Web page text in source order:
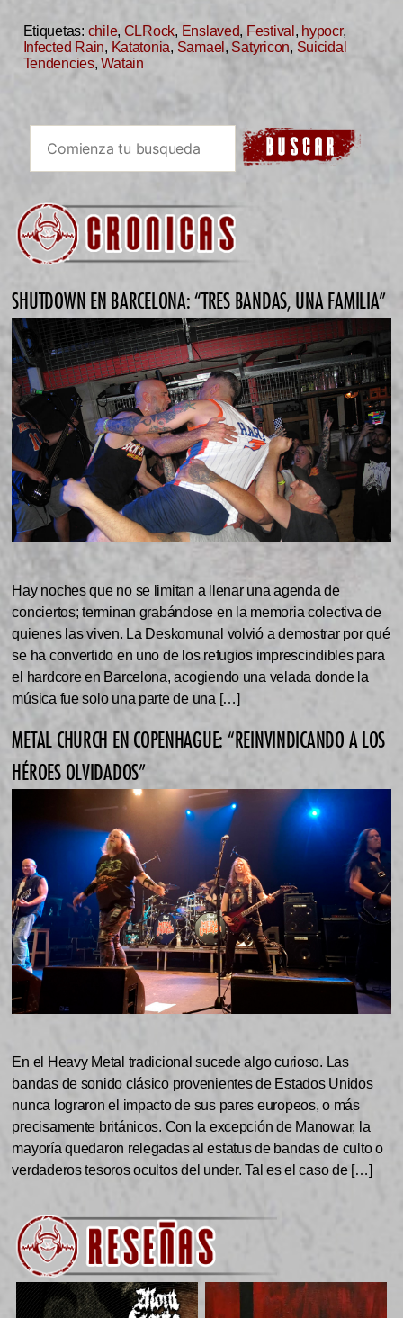
Etiquetas: chile, CLRock, Enslaved, Festival , hypocr,
Infected Rain, Katatonia, Samael , Satyricon, Suicidal
Tendencies,Watain
SHUTDOWN EN BARCELONA: “TRES BANDAS, UNA FAMILIA”
Hay noches que no se limitan a llenar una agenda de
conciertos; terminan grabándose en la memoria colectiva de
quienes las viven. La Deskomunal volvió a demostrar por qué
se ha convertido en uno de los refugios imprescindibles para
el hardcore en Barcelona, acogiendo una velada donde la
música fue solo una parte de una […]
METAL CHURCH EN COPENHAGUE: “REINVINDICANDO A LOS
HÉROES OLVIDADOS”
En el Heavy Metal tradicional sucede algo curioso. Las
bandas de sonido clásico provenientes de Estados Unidos
nunca lograron el impacto de sus pares europeos, o más
precisamente británicos. Con la excepción de Manowar, la
mayoría quedaron relegadas al estatus de bandas de culto o
verdaderos tesoros ocultos del under. Tal es el caso de […]